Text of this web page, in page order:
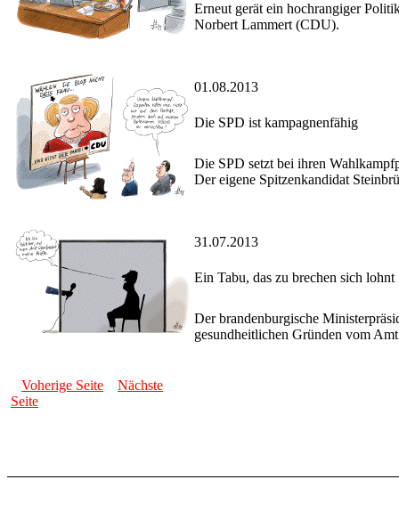
Erneut gerät ein hochrangiger
Norbert Lammert (CDU).
01.08.2013
Die SPD ist kampagnenfähig
Die SPD setzt bei ihren
Der eigene Spitzenkandidat
31.07.2013
Ein Tabu, das zu brechen sich lohnt
Der brandenburgische
gesundheitlichen Gründen vom
Voherige Seite
Nächste
Seite